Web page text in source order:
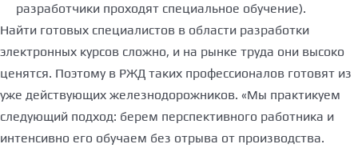
разработчики проходят специальное обучение).
Найти готовых специалистов в области разработки
электронных курсов сложно, и на рынке труда они высоко
ценятся. Поэтому в РЖД таких профессионалов готовят из
уже действующих железнодорожников. «Мы практикуем
следующий подход: берем перспективного работника и
интенсивно его обучаем без отрыва от производства.